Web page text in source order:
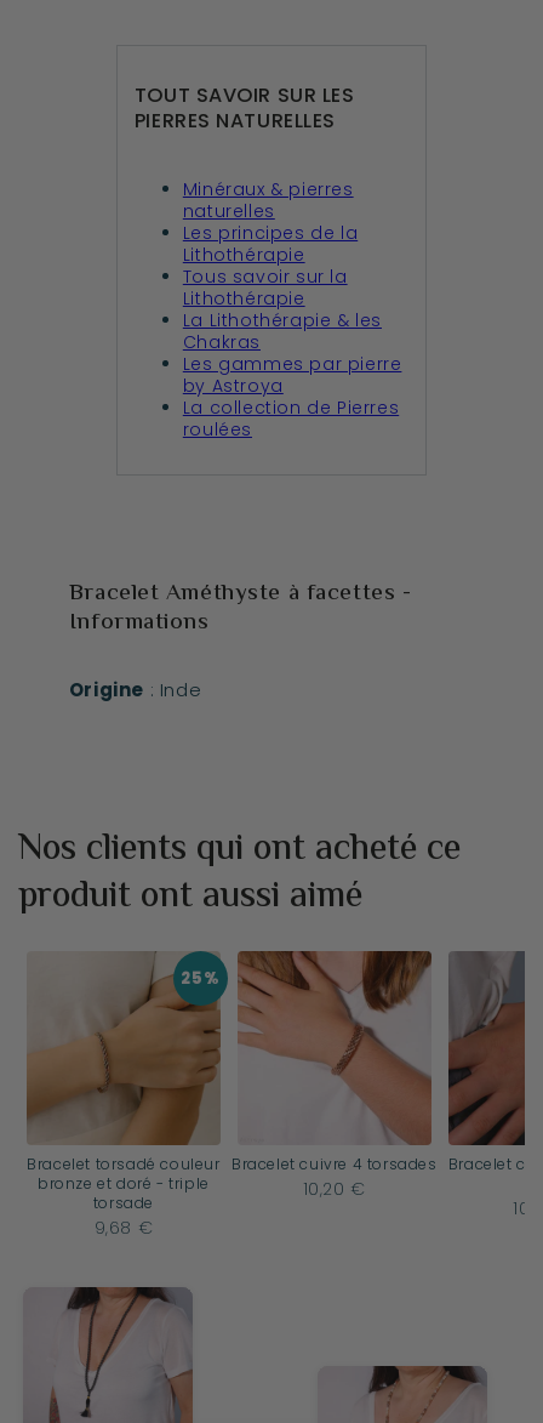
TOUT SAVOIR SUR LES
PIERRES NATURELLES
Minéraux & pierres
naturelles
Les principes de la
Lithothérapie
Tous savoir sur la
Lithothérapie
La Lithothérapie & les
Chakras
Les gammes par pierre
by Astroya
La collection de Pierres
roulées
Bracelet Améthyste à facettes -
Informations
Origine : Inde
Nos clients qui ont acheté ce
produit ont aussi aimé
25%
Bracelet torsadé couleur
bronze et doré - triple
torsade
9,68 €
Bracelet cuivre 4 torsades
10,20 €
Bracelet